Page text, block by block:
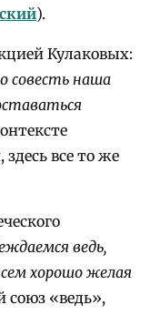
).
Кулаковых:
совесть наша
все то же
ведь,
хорошо желая
союз «ведь»,